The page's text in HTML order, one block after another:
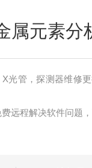
属元素分
光管，探测器维修
远程解决软件问题